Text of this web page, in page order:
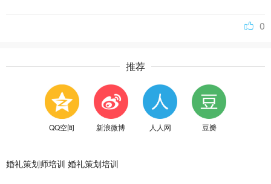
0
推荐
QQ空间 新浪微博 人人网 豆瓣
婚礼策划师培训 婚礼策划培训